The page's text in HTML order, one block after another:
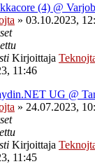
(4) @
» 03.10.2023,
Kirjoittaja
11:46
UG @
» 24.07.2023,
Kirjoittaja
11:45